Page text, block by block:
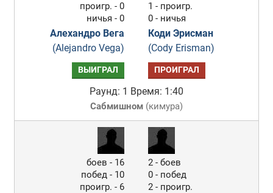
проигр. - 0
ничья - 0
Алехандро Вега
(Alejandro Vega)
1 - проигр.
0 - ничья
Коди Эрисман
(Cody Erisman)
ВЫИГРАЛ ПРОИГРАЛ
Раунд: 1 Время: 1:40
Сабмишном(кимура)
боев - 16
побед - 10
проигр. - 6
2 - боев
0 - побед
2 - проигр.